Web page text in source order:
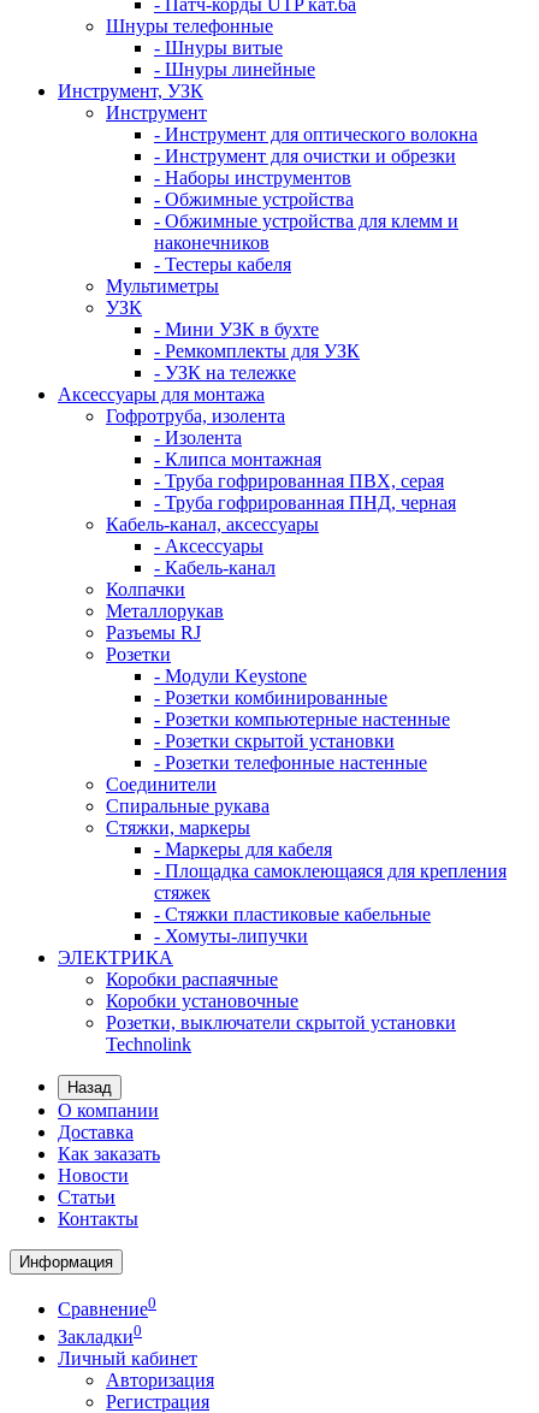
- Патч-корды UTP кат.6а
Шнуры телефонные
- Шнуры витые
- Шнуры линейные
Инструмент, УЗК
Инструмент
- Инструмент для оптического волокна
- Инструмент для очистки и обрезки
- Наборы инструментов
- Обжимные устройства
- Обжимные устройства для клемм и
наконечников
- Тестеры кабеля
Мультиметры
УЗК
- Мини УЗК в бухте
- Ремкомплекты для УЗК
- УЗК на тележке
Аксессуары для монтажа
Гофротруба, изолента
- Изолента
- Клипса монтажная
- Труба гофрированная ПВХ, серая
- Труба гофрированная ПНД, черная
Кабель-канал, аксессуары
- Аксессуары
- Кабель-канал
Колпачки
Металлорукав
Разъемы RJ
Розетки
- Модули Keystone
- Розетки комбинированные
- Розетки компьютерные настенные
- Розетки скрытой установки
- Розетки телефонные настенные
Соединители
Спиральные рукава
Стяжки, маркеры
- Маркеры для кабеля
- Площадка самоклеющаяся для крепления
стяжек
- Стяжки пластиковые кабельные
- Хомуты-липучки
ЭЛЕКТРИКА
Коробки распаячные
Коробки установочные
Розетки, выключатели скрытой установки
Technolink
Назад
О компании
Доставка
Как заказать
Новости
Статьи
Контакты
Информация
Сравнение0
Закладки0
Личный кабинет
Авторизация
Регистрация